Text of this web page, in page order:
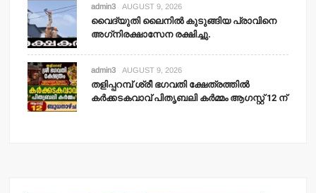
admin3 AUGUST 9, 2026
വൈദ്യുതി ലൈനില്‍ കുടുങ്ങിയ പ്രാവിനെ
അഗ്‌നിരക്ഷാസേന രക്ഷിച്ചു.
admin3 AUGUST 9, 2026
തളിപ്പറമ്പ് ശ്രീ ഭഗവതി ക്ഷേത്രത്തില്‍
കര്‍ക്കടകവാവ് പിതൃബലി കര്‍മ്മം ആഗസ്റ്റ് 12 ന്